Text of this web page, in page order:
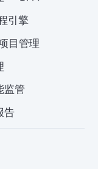
引擎
目管理
监管
告